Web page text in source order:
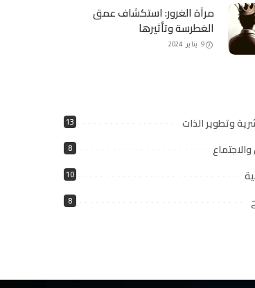
مرآة الغرور: استكشاف عمق
الغطرسة وتأثيرها
9 يناير 2024
وتطوير الذات 13
8
10
8